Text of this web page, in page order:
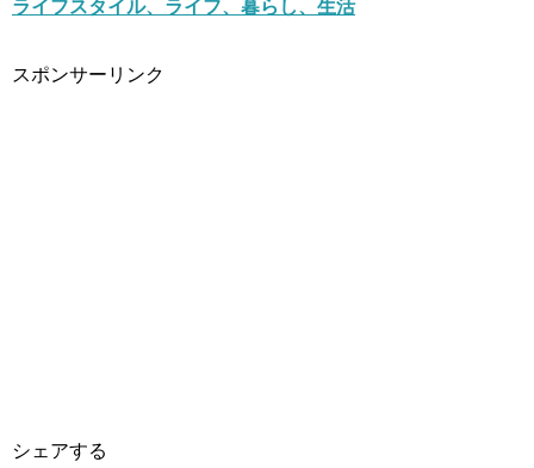
ライフスタイル、ライフ、暮らし、生活
スポンサーリンク
シェアする